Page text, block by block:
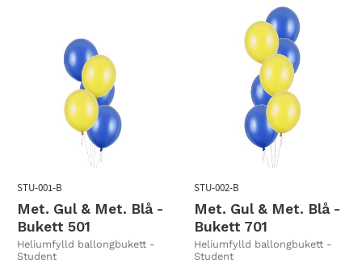
Met. Gul & Met. Blå -
Bukett 501
Heliumfylld ballongbukett -
Student
STU-001-B
Met. Gul & Met. Blå -
Bukett 701
Heliumfylld ballongbukett -
Student
STU-002-B